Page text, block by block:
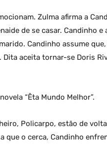
Zulma afirma a
de se casar. Candinho e
Candinho assume que,
aceita tornar-se Doris
“Êta Mundo Melhor”.
Policarpo, estão de
que o cerca, Candinho